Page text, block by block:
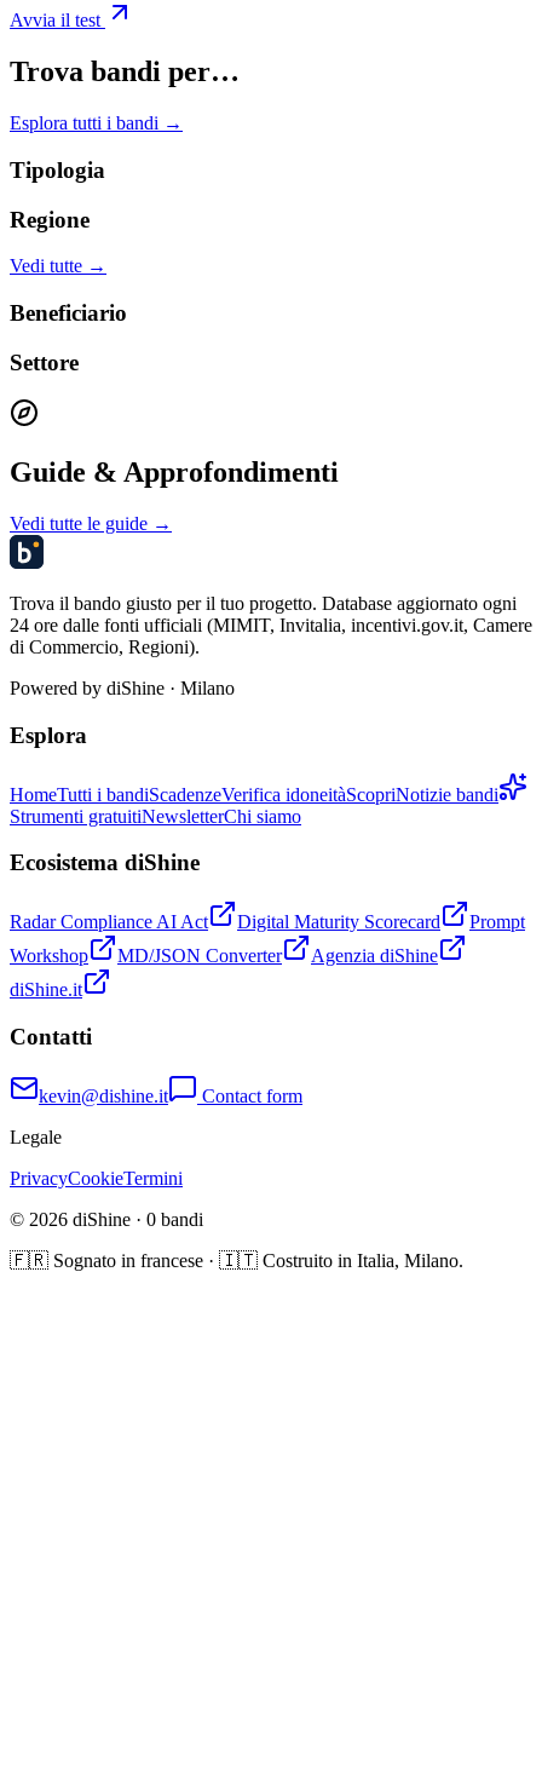
Avvia il test
Trova bandi per…
Esplora tutti i bandi →
Tipologia
Regione
Vedi tutte →
Beneficiario
Settore
Guide & Approfondimenti
Vedi tutte le guide →
Trova il bando giusto per il tuo progetto. Database aggiornato ogni
24 ore dalle fonti ufficiali (MIMIT, Invitalia, incentivi.gov.it, Camere
di Commercio, Regioni).
Powered by diShine · Milano
Esplora
HomeTutti i bandiScadenzeVerifica idoneitàScopriNotizie bandi
Strumenti gratuitiNewsletterChi siamo
Ecosistema diShine
Radar Compliance AI Act Digital Maturity Scorecard
Prompt
Workshop
MD/JSON Converter
Agenzia diShine
diShine.it
Contatti
kevin@dishine.it
Contact form
Legale
PrivacyCookieTermini
© 2026 diShine · 0 bandi
🇫🇷 Sognato in francese · 🇮🇹 Costruito in Italia, Milano.